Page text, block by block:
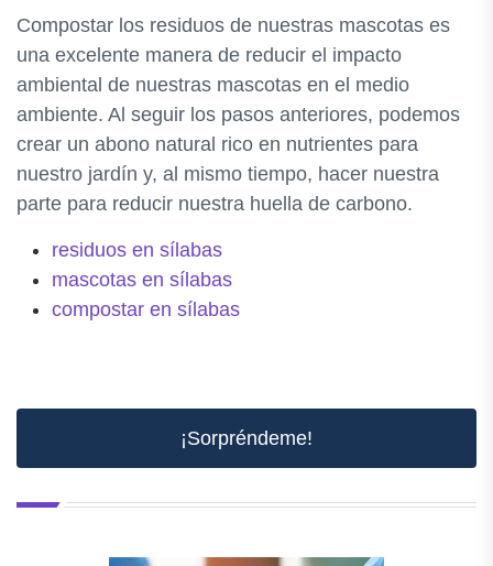
Compostar los residuos de nuestras mascotas es
una excelente manera de reducir el impacto
ambiental de nuestras mascotas en el medio
ambiente. Al seguir los pasos anteriores, podemos
crear un abono natural rico en nutrientes para
nuestro jardín y, al mismo tiempo, hacer nuestra
parte para reducir nuestra huella de carbono.
residuos en sílabas
mascotas en sílabas
compostar en sílabas
¡Sorpréndeme!